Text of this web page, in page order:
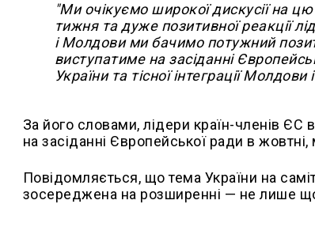
"Ми очікуємо широкої дискусії на
тижня та дуже позитивної реакції
і Молдови ми бачимо потужний
виступатиме на засіданні
України та тісної інтеграції
За його словами, лідери країн-членів ЄС
на засіданні Європейської ради в
Повідомляється, що тема України на
зосереджена на розширенні — не лише